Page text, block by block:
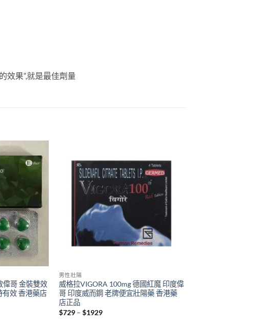
效果”,就是最佳劑量
偉哥 金裝雙效
有效 香港藥店
男性壯陽
威格拉VIGORA 100mg 德國紅魔 印度偉
哥 印度威而鋼 老牌便宜壯陽藥 香港藥
店正品
$729 – $1929Price